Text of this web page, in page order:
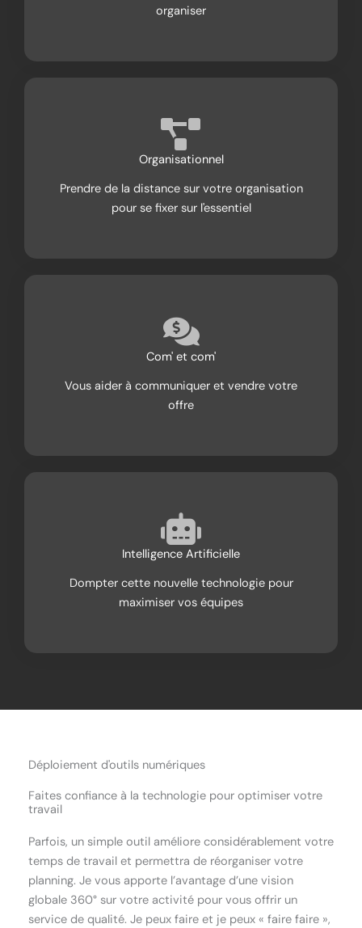
organiser
Organisationnel
Prendre de la distance sur votre organisation
pour se fixer sur l'essentiel
Com' et com'
Vous aider à communiquer et vendre votre
offre
Intelligence Artificielle
Dompter cette nouvelle technologie pour
maximiser vos équipes
Déploiement d'outils numériques
Faites confiance à la technologie pour optimiser votre
travail
Parfois, un simple outil améliore considérablement votre
temps de travail et permettra de réorganiser votre
planning. Je vous apporte l’avantage d’une vision
globale 360° sur votre activité pour vous offrir un
service de qualité. Je peux faire et je peux « faire faire »,